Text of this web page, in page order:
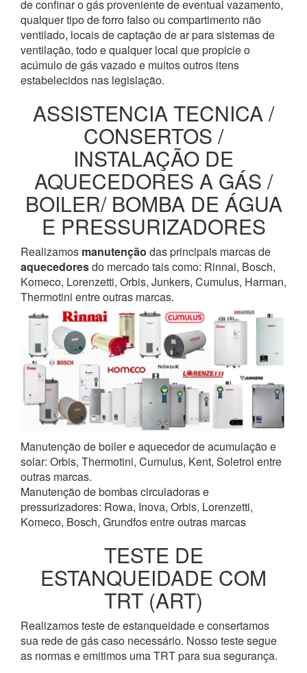
de confinar o gás proveniente de eventual vazamento,
qualquer tipo de forro falso ou compartimento não
ventilado, locais de captação de ar para sistemas de
ventilação, todo e qualquer local que propicie o
acúmulo de gás vazado e muitos outros itens
estabelecidos nas legislação.
ASSISTENCIA TECNICA /
CONSERTOS /
INSTALAÇÃO DE
AQUECEDORES A GÁS /
BOILER/ BOMBA DE ÁGUA
E PRESSURIZADORES
Realizamos manutenção das principais marcas de
aquecedoresdo mercado tais como: Rinnai, Bosch,
Komeco, Lorenzetti, Orbis, Junkers, Cumulus, Harman,
Thermotini entre outras marcas.
Manutenção de boiler e aquecedor de acumulação e
solar: Orbis, Thermotini, Cumulus, Kent, Soletrol entre
outras marcas.
Manutenção de bombas circuladoras e
pressurizadores: Rowa, Inova, Orbis, Lorenzetti,
Komeco, Bosch, Grundfos entre outras marcas
TESTE DE
ESTANQUEIDADE COM
TRT (ART)
Realizamos teste de estanqueidade e consertamos
sua rede de gás caso necessário. Nosso teste segue
as normas e emitimos uma TRT para sua segurança.